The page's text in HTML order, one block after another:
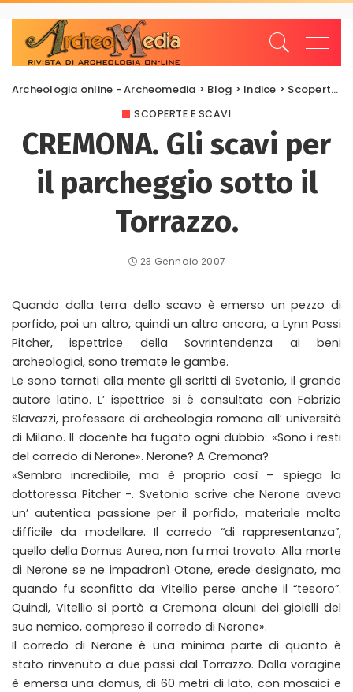
Archeologia online - Archeomedia > Blog > Indice > Scoperte e scavi
SCOPERTE E SCAVI
CREMONA. Gli scavi per
il parcheggio sotto il
Torrazzo.
23 Gennaio 2007
Quando dalla terra dello scavo è emerso un pezzo di
porfido, poi un altro, quindi un altro ancora, a Lynn Passi
Pitcher, ispettrice della Sovrintendenza ai beni
archeologici, sono tremate le gambe.
Le sono tornati alla mente gli scritti di Svetonio, il grande
autore latino. L’ ispettrice si è consultata con Fabrizio
Slavazzi, professore di archeologia romana all’ università
di Milano. Il docente ha fugato ogni dubbio: «Sono i resti
del corredo di Nerone». Nerone? A Cremona?
«Sembra incredibile, ma è proprio così – spiega la
dottoressa Pitcher -. Svetonio scrive che Nerone aveva
un’ autentica passione per il porfido, materiale molto
difficile da modellare. Il corredo “di rappresentanza”,
quello della Domus Aurea, non fu mai trovato. Alla morte
di Nerone se ne impadronì Otone, erede designato, ma
quando fu sconfitto da Vitellio perse anche il “tesoro”.
Quindi, Vitellio si portò a Cremona alcuni dei gioielli del
suo nemico, compreso il corredo di Nerone».
Il corredo di Nerone è una minima parte di quanto è
stato rinvenuto a due passi dal Torrazzo. Dalla voragine
è emersa una domus, di 60 metri di lato, con mosaici e